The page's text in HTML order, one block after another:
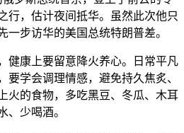
行，估计夜间抵华。虽然此次他只
一步访华的美国总统特朗普差。
康上要留意降火养心。日常平凡
要学会调理情感，避免持久焦炙、
火的食物，多吃黑豆、冬瓜、木耳
、少喝酒。